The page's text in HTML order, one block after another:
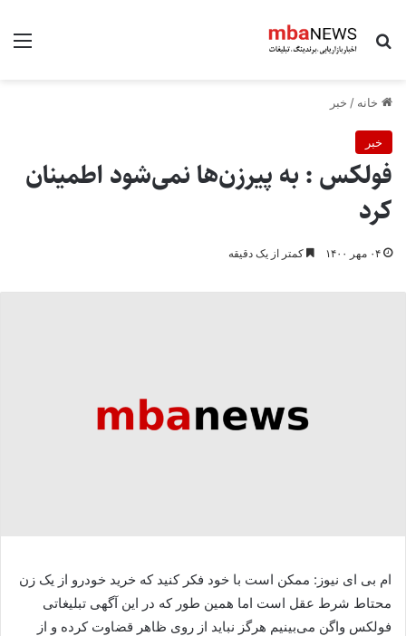
جستجو برای
خانه / خبر
خبر
فولکس : به پیرزن‌ها نمی‌شود اطمینان
کرد
۰۴ مهر ۱۴۰۰ کمتر از یک دقیقه
ام بی ای نیوز: ممکن است با خود فکر کنید که خرید خودرو از یک زن
محتاط شرط عقل است اما همین طور که در این آگهی تبلیغاتی
فولکس واگن می‌بینیم هرگز نباید از روی ظاهر قضاوت کرده و از